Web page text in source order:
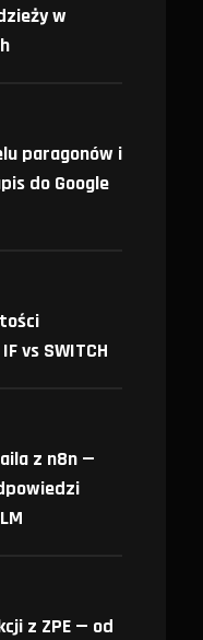
w
paragonów i
do Google
vs SWITCH
z n8n —
z ZPE — od